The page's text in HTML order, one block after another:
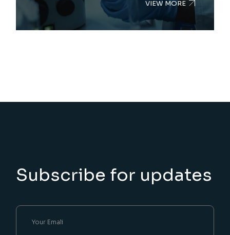
VIEW MORE
Subscribe for updates